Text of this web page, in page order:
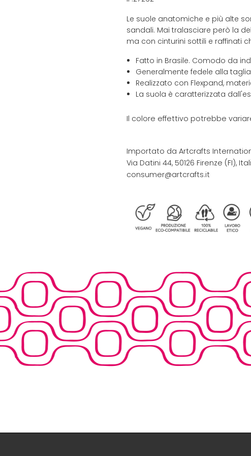
Le suole anatomiche e più alte
sandali. Mai tralasciare però la
ma con cinturini sottili e raffinati
Fatto in Brasile. Comodo da
Generalmente fedele alla
Realizzato con Flexpand,
La suola è caratterizzata
Il colore effettivo potrebbe
Importato da Artcrafts
Via Datini 44, 50126 Firenze (FI),
consumer@artcrafts.it